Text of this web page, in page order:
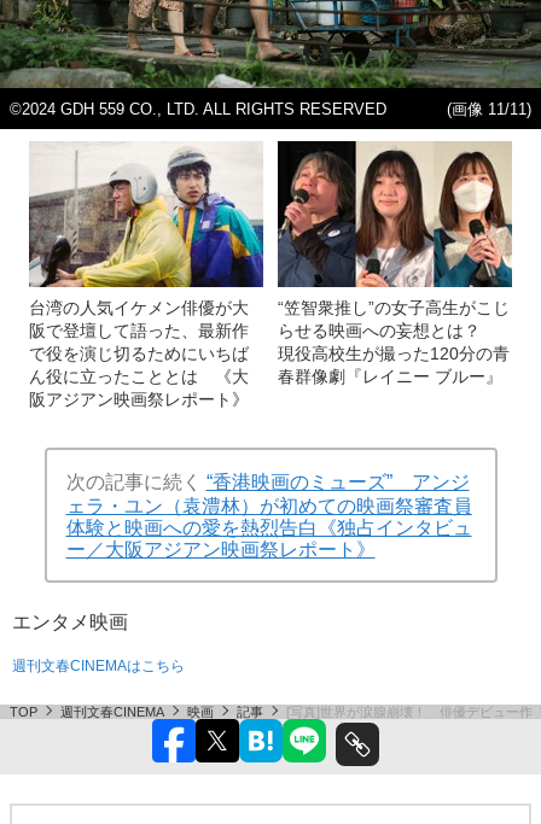
©2024 GDH 559 CO., LTD. ALL RIGHTS RESERVED (画像 11/11)
台湾の人気イケメン俳優が大
阪で登壇して語った、最新作
で役を演じ切るためにいちば
ん役に立ったこととは 《大
阪アジアン映画祭レポート》
“笠智衆推し”の女子高生がこじ
らせる映画への妄想とは？
現役高校生が撮った120分の青
春群像劇『レイニー ブルー』
次の記事に続く “香港映画のミューズ” アンジ
ェラ・ユン（袁澧林）が初めての映画祭審査員
体験と映画への愛を熱烈告白《独占インタビュ
ー／大阪アジアン映画祭レポート》
エンタメ 映画
週刊文春CINEMAはこちら
TOP 週刊文春CINEMA 映画 記事 [写真]世界が涙腺崩壊！ 俳優デビュー作